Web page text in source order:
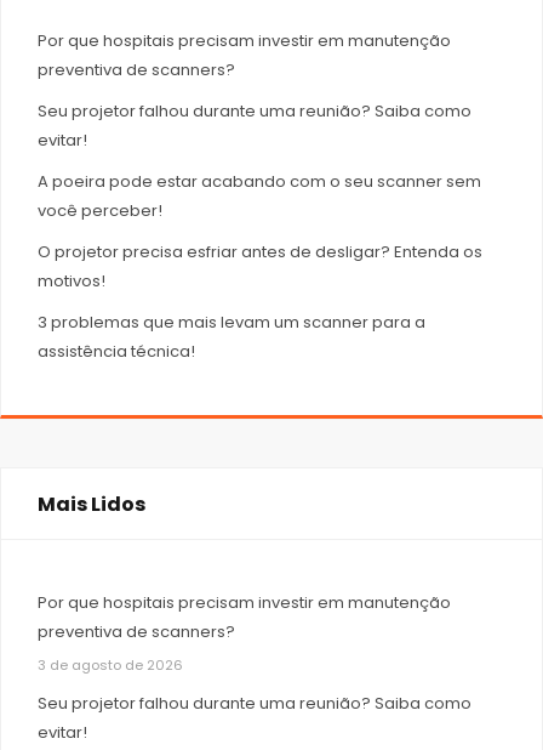
Por que hospitais precisam investir em manutenção
preventiva de scanners?
Seu projetor falhou durante uma reunião? Saiba como
evitar!
A poeira pode estar acabando com o seu scanner sem
você perceber!
O projetor precisa esfriar antes de desligar? Entenda os
motivos!
3 problemas que mais levam um scanner para a
assistência técnica!
Mais Lidos
Por que hospitais precisam investir em manutenção
preventiva de scanners?
3 de agosto de 2026
Seu projetor falhou durante uma reunião? Saiba como
evitar!